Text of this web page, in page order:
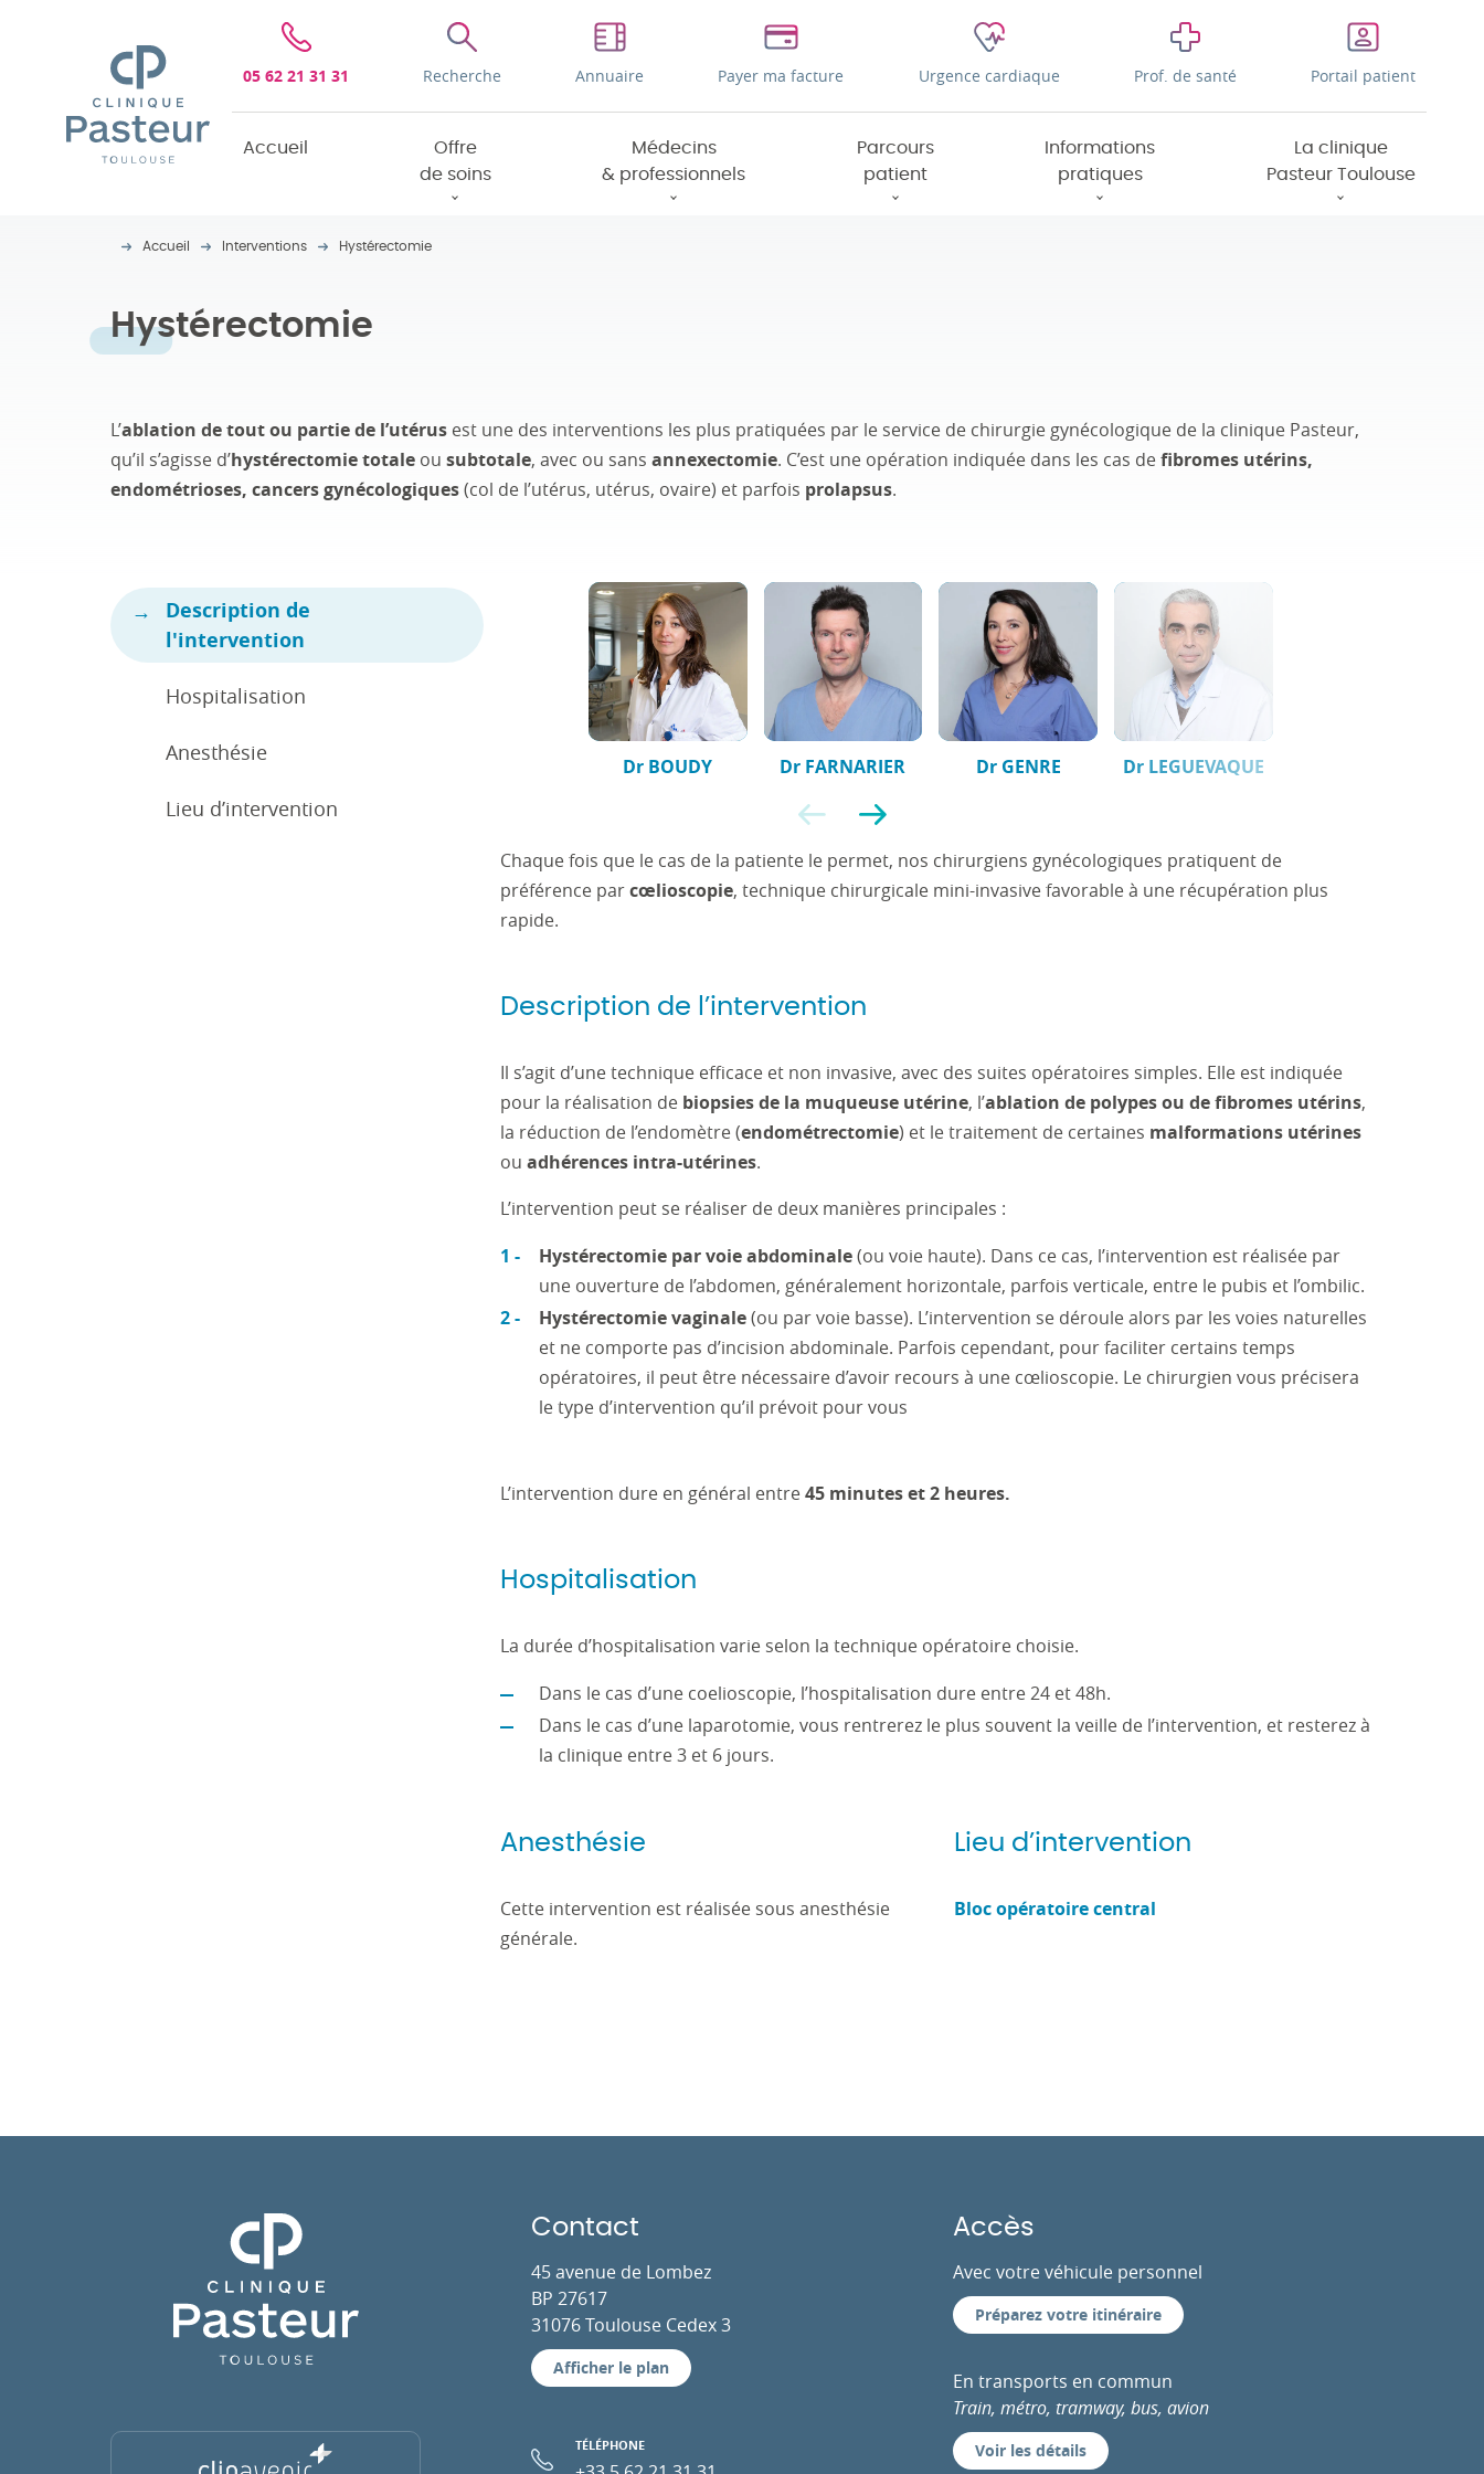
Clinique Pasteur
05 62 21 31 31 Recherche Annuaire Payer ma facture Urgence cardiaque Prof. de santé Portail patient
Accueil
Offre
de soins
Médecins
& professionnels
Parcours
patient
Informations
pratiques
La clinique
Pasteur Toulouse
Accueil Interventions Hystérectomie
Hystérectomie
L’ablation de tout ou partie de l’utérus est une des interventions les plus pratiquées par le service de chirurgie gynécologique de la clinique Pasteur,
qu’il s’agisse d’hystérectomie totale ou subtotale, avec ou sans annexectomie. C’est une opération indiquée dans les cas defibromes utérins,
endométrioses, cancers gynécologiques(col de l’utérus, utérus, ovaire) et parfois prolapsus.
Description de
l'intervention
Hospitalisation
Anesthésie
Lieu d’intervention
Dr BOUDY Dr FARNARIER Dr GENRE Dr LEGUEVAQUE
Chaque fois que le cas de la patiente le permet, nos chirurgiens gynécologiques pratiquent de
préférence parcœlioscopie, technique chirurgicale mini-invasive favorable à une récupération plus
rapide.
Description de l’intervention
Il s’agit d’une technique efficace et non invasive, avec des suites opératoires simples. Elle est indiquée
pour la réalisation de biopsies de la muqueuse utérine, l’ablation de polypes ou de fibromes utérins,
la réduction de l’endomètre (endométrectomie) et le traitement de certaines malformations utérines
ou adhérences intra-utérines.
L’intervention peut se réaliser de deux manières principales :
Hystérectomie par voie abdominale(ou voie haute). Dans ce cas, l’intervention est réalisée par
une ouverture de l’abdomen, généralement horizontale, parfois verticale, entre le pubis et l’ombilic.
Hystérectomie vaginale(ou par voie basse). L’intervention se déroule alors par les voies naturelles
et ne comporte pas d’incision abdominale. Parfois cependant, pour faciliter certains temps
opératoires, il peut être nécessaire d’avoir recours à une cœlioscopie. Le chirurgien vous précisera
le type d’intervention qu’il prévoit pour vous
L’intervention dure en général entre45 minutes et 2 heures.
Hospitalisation
La durée d’hospitalisation varie selon la technique opératoire choisie.
Dans le cas d’une coelioscopie, l’hospitalisation dure entre 24 et 48h.
Dans le cas d’une laparotomie, vous rentrerez le plus souvent la veille de l’intervention, et resterez à
la clinique entre 3 et 6 jours.
Anesthésie
Cette intervention est réalisée sous anesthésie
générale.
Lieu d’intervention
Bloc opératoire central
Clinique Pasteur Contact
45 avenue de Lombez
BP 27617
31076 Toulouse Cedex 3
Afficher le plan
TÉLÉPHONE
Accès
Avec votre véhicule personnel
Préparez votre itinéraire
En transports en commun
Train, métro, tramway, bus, avion
Voir les détails